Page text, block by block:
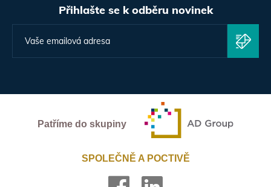
Přihlašte se k odběru novinek
Patříme do skupiny
SPOLEČNĚ A POCTIVĚ